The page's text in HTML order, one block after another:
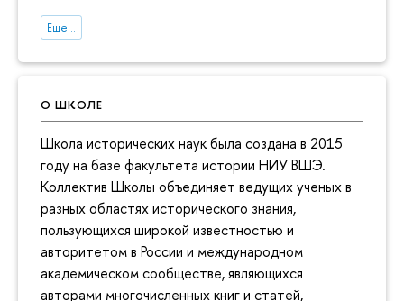
Еще...
О ШКОЛЕ
Школа исторических наук была создана в 2015
году на базе факультета истории НИУ ВШЭ.
Коллектив Школы объединяет ведущих ученых в
разных областях исторического знания,
пользующихся широкой известностью и
авторитетом в России и международном
академическом сообществе, являющихся
авторами многочисленных книг и статей,